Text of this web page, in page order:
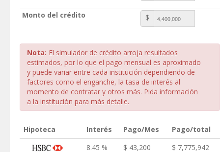
Monto del crédito $
Nota: El simulador de crédito arroja resultados
estimados, por lo que el pago mensual es aproximado
y puede variar entre cada institución dependiendo de
factores como el enganche, la tasa de interés al
momento de contratar y otros más. Pida información
a la institución para más detalle.
Hipoteca Interés Pago/Mes
Pago/total
8.45 %
$ 43,200 $ 7,775,942